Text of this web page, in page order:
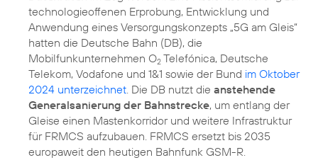
technologieoffenen Erprobung, Entwicklung und
Anwendung eines Versorgungskonzepts „5G am Gleis“
hatten die Deutsche Bahn (DB), die
Mobilfunkunternehmen O2 Telefónica, Deutsche
Telekom, Vodafone und 1&1 sowie der Bund im Oktober
2024 unterzeichnet. Die DB nutzt die anstehende
Generalsanierung der Bahnstrecke, um entlang der
Gleise einen Mastenkorridor und weitere Infrastruktur
für FRMCS aufzubauen. FRMCS ersetzt bis 2035
europaweit den heutigen Bahnfunk GSM-R.